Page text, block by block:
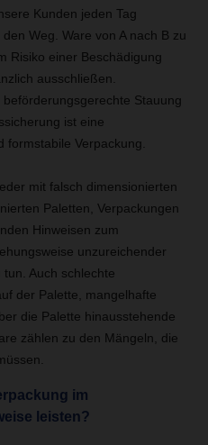
Kunden jeden Tag
Weg. Ware von A nach B zu
Risiko einer Beschädigung
ausschließen.
Stauung
ist eine
Verpackung.
mit falsch dimensionierten
Paletten, Verpackungen
Hinweisen zum
unzureichender
Auch schlechte
der Palette, mangelhafte
die Palette hinausstehende
zählen zu den Mängeln, die
im
leisten?